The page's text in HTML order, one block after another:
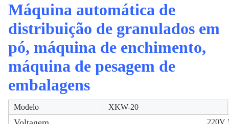
Máquina automática de
distribuição de granulados em
pó, máquina de enchimento,
máquina de pesagem de
embalagens
Modelo XKW-20
220V